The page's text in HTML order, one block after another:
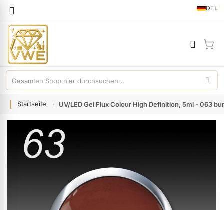
Sprache
DE
German
Startseite UV/LED Gel Flux Colour High Definition, 5ml - 063
Ende